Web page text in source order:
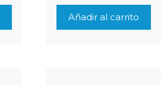
Añadir al carrito